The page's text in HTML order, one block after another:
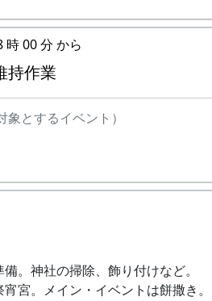
時 00 分 から
持作業
とするイベント）
。神社の掃除、飾り付けなど。
宮。メイン・イベントは餅撒き。